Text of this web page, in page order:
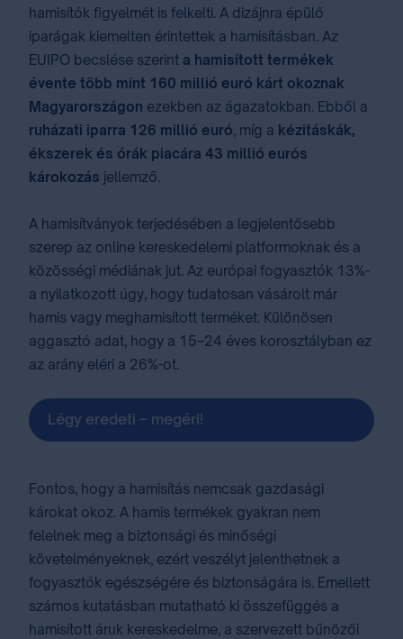
hamisítók figyelmét is felkelti. A dizájnra épülő
iparágak kiemelten érintettek a hamisításban. Az
EUIPO becslése szerint a hamisított termékek
évente több mint 160 millió euró kárt okoznak
Magyarországon ezekben az ágazatokban. Ebből a
ruházati iparra 126 millió euró, míg a kézitáskák,
ékszerek és órák piacára 43 millió eurós
károkozás jellemző.
A hamisítványok terjedésében a legjelentősebb
szerep az online kereskedelemi platformoknak és a
közösségi médiának jut. Az európai fogyasztók 13%-
a nyilatkozott úgy, hogy tudatosan vásárolt már
hamis vagy meghamisított terméket. Különösen
aggasztó adat, hogy a 15–24 éves korosztályban ez
az arány eléri a 26%-ot.
Légy eredeti – megéri!
Fontos, hogy a hamisítás nemcsak gazdasági
károkat okoz. A hamis termékek gyakran nem
felelnek meg a biztonsági és minőségi
követelményeknek, ezért veszélyt jelenthetnek a
fogyasztók egészségére és biztonságára is. Emellett
számos kutatásban mutatható ki összefüggés a
hamisított áruk kereskedelme, a szervezett bűnözői